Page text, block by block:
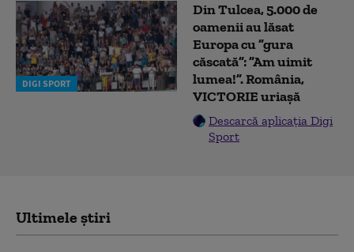
DIGI SPORT
Din Tulcea, 5.000 de
oamenii au lăsat
Europa cu ”gura
căscată”: ”Am uimit
lumea!”. România,
VICTORIE uriașă
Descarcă aplicația Digi
Sport
Ultimele știri